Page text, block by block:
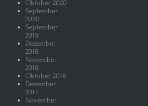
Oktober 2020
September
2020
September
2019
Dezember
2018
November
2018
Oktober 2018
Dezember
2017
November